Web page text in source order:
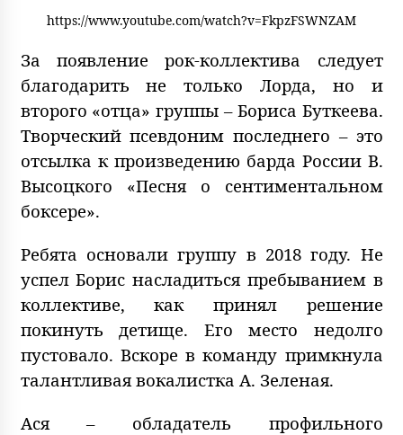
https://www.youtube.com/watch?v=FkpzFSWNZAM
За появление рок-коллектива следует
благодарить не только Лорда, но и
второго «отца» группы – Бориса Буткеева.
Творческий псевдоним последнего – это
отсылка к произведению барда России В.
Высоцкого «Песня о сентиментальном
боксере».
Ребята основали группу в 2018 году. Не
успел Борис насладиться пребыванием в
коллективе, как принял решение
покинуть детище. Его место недолго
пустовало. Вскоре в команду примкнула
талантливая вокалистка А. Зеленая.
Ася – обладатель профильного